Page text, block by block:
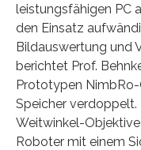
leistungsfähigen PC
den Einsatz
Bildauswertung und
berichtet Prof.
Prototypen
Speicher verdoppelt.
Weitwinkel-
Roboter mit einem